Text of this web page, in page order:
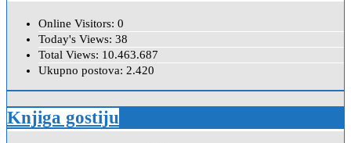
Online Visitors: 0
Today's Views: 38
Total Views: 10.463.687
Ukupno postova: 2.420
Knjiga gostiju